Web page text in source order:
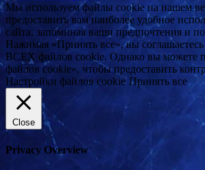
Мы используем файлы cookie на нашем
предоставить вам наиболее удобное
сайта, запоминая ваши предпочтения и
Нажимая «Принять все», вы
ВСЕХ файлов cookie. Однако вы можете
файлов cookie», чтобы предоставить
Настройки файлов cookie Принять все
Close
Privacy Overview